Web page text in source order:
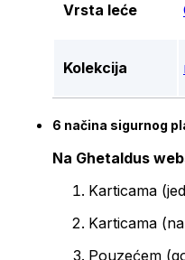
Vrsta leće
Kolekcija
6 načina sigurnog
Na Ghetaldus
Karticama
Karticama
Pouzećem